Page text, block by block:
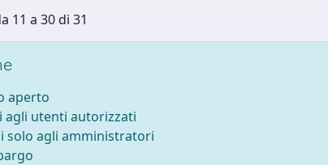
11 a 30 di 31
aperto
agli utenti autorizzati
solo agli amministratori